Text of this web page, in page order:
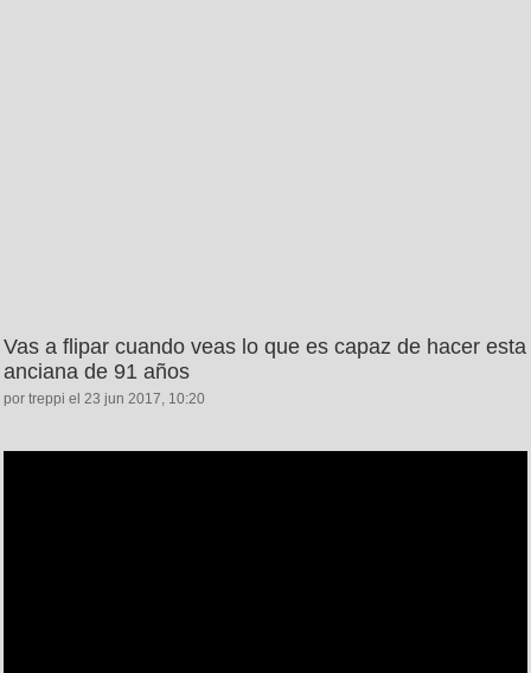
Vas a flipar cuando veas lo que es capaz de hacer esta
anciana de 91 años
por treppi el 23 jun 2017, 10:20